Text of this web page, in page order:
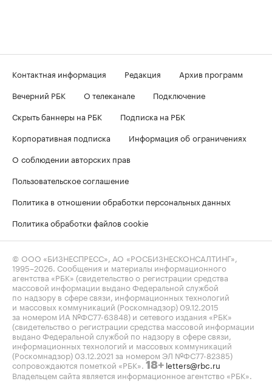
Контактная информация Редакция
Архив программ
Вечерний РБК
О телеканале
Подключение
Скрыть баннеры на РБК
Подписка на РБК
Корпоративная подписка
Информация об ограничениях
О соблюдении авторских прав
Пользовательское соглашение
Политика в отношении обработки персональных данных
Политика обработки файлов cookie
© ООО «БИЗНЕСПРЕСС», АО «РОСБИЗНЕСКОНСАЛТИНГ»,
1995–2026 . Сообщения и материалы информационного
агентства «РБК» (свидетельство о регистрации средства
массовой информации выдано Федеральной службой
по надзору в сфере связи, информационных технологий
и массовых коммуникаций (Роскомнадзор) 09.12.2015
за номером ИА №ФС77-63848) и сетевого издания «РБК»
(свидетельство о регистрации средства массовой информации
выдано Федеральной службой по надзору в сфере связи,
информационных технологий и массовых коммуникаций
(Роскомнадзор) 03.12.2021 за номером ЭЛ №ФС77-82385)
сопровождаются пометкой «РБК». 18+ letters@rbc.ru
Владельцем сайта является информационное агентство «РБК».